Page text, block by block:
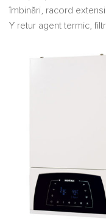
îmbinări, racord
Y retur agent termic,